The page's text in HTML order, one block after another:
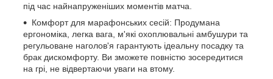
під час найнапруженіших моментів матча.
Комфорт для марафонських сесій: Продумана
ергономіка, легка вага, м'які охоплювальні амбушури та
регульоване наголов'я гарантують ідеальну посадку та
брак дискомфорту. Ви зможете повністю зосередитися
на грі, не відвертаючи уваги на втому.